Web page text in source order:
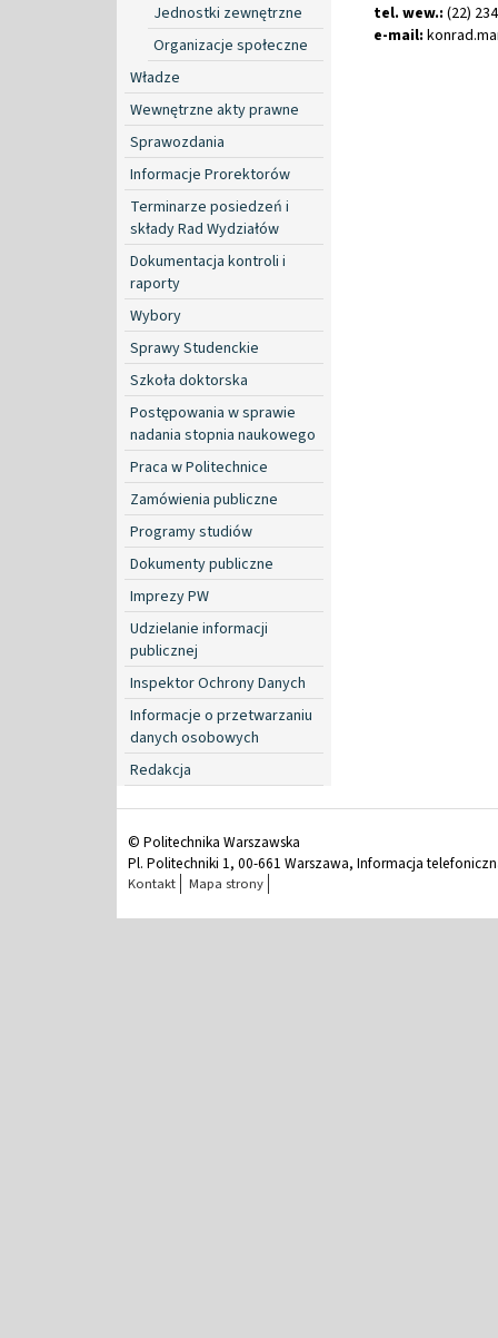
Jednostki zewnętrzne
Organizacje społeczne
Władze
Wewnętrzne akty prawne
Sprawozdania
Informacje Prorektorów
Terminarze posiedzeń i
składy Rad Wydziałów
Dokumentacja kontroli i
raporty
Wybory
Sprawy Studenckie
Szkoła doktorska
Postępowania w sprawie
nadania stopnia naukowego
Praca w Politechnice
Zamówienia publiczne
Programy studiów
Dokumenty publiczne
Imprezy PW
Udzielanie informacji
publicznej
Inspektor Ochrony Danych
Informacje o przetwarzaniu
danych osobowych
Redakcja
tel. wew.: (22)
e-mail: konrad.
© Politechnika Warszawska
Pl. Politechniki 1, 00-661 Warszawa, Informacja
Kontakt Mapa strony